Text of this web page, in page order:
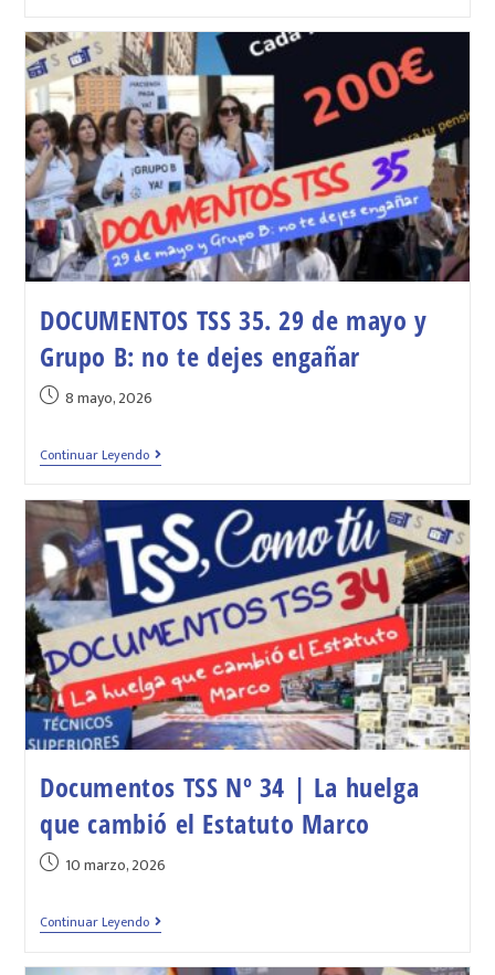
DOCUMENTOS TSS 35. 29 de mayo y
Grupo B: no te dejes engañar
8 mayo, 2026
Continuar Leyendo
Documentos TSS Nº 34 | La huelga
que cambió el Estatuto Marco
10 marzo, 2026
Continuar Leyendo